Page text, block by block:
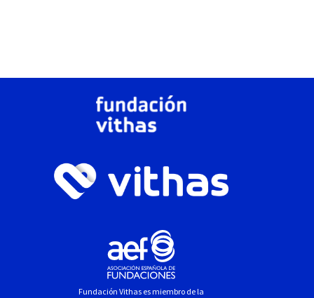
Fundación Vithas es miembro de la